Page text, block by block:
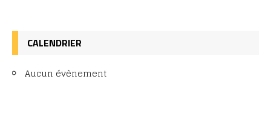
CALENDRIER
Aucun évènement